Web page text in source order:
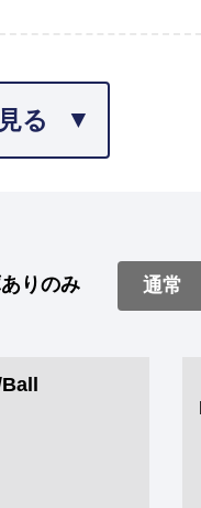
る
りのみ 通常